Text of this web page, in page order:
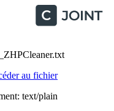
au fichier
text/plain